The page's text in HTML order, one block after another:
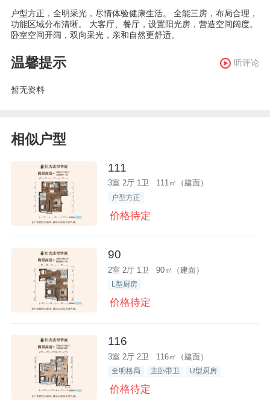
户型方正，全明采光，尽情体验健康生活。 全能三房，布局合理，
功能区域分布清晰。 大客厅、餐厅，设置阳光房，营造空间阔度。
卧室空间开阔，双向采光，亲和自然更舒适。
温馨提示 听评论
暂无资料
相似户型
111
3室 2厅 1卫 111㎡（建面）
户型方正
价格待定
90
2室 2厅 1卫 90㎡（建面）
L型厨房
价格待定
116
3室 2厅 2卫 116㎡（建面）
全明格局 主卧带卫 U型厨房
价格待定